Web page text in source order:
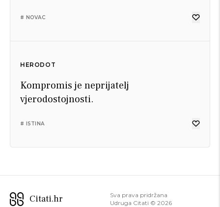
# NOVAC
HERODOT
Kompromis je neprijatelj
vjerodostojnosti.
# ISTINA
Citati.hr
Sva prava pridržana
Udruga Citati © 2026